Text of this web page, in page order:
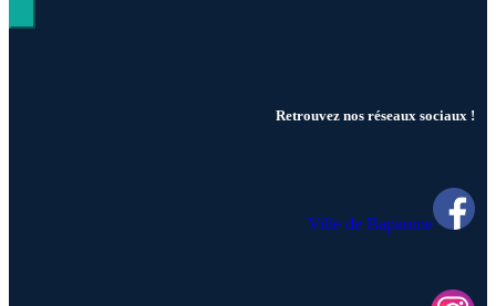
Retrouvez nos réseaux sociaux !
Ville de Bapaume